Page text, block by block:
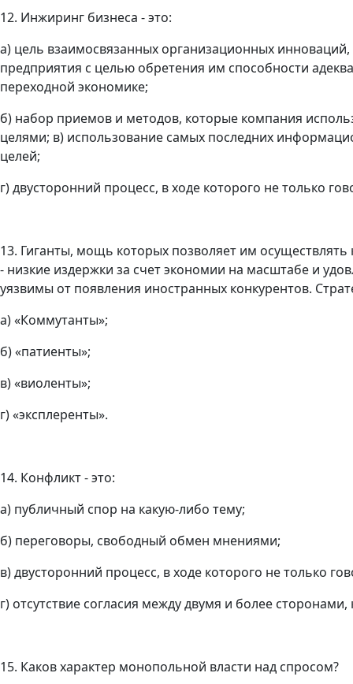
12. Инжиринг бизнеса - это:
а) цель взаимосвязанных организационных
предприятия с целью обретения им способности
переходной экономике;
б) набор приемов и методов, которые компания
целями; в) использование самых последних
целей;
г) двусторонний процесс, в ходе которого не только
13. Гиганты, мощь которых позволяет им
- низкие издержки за счет экономии на масштабе и
уязвимы от появления иностранных конкурентов.
а) «Коммутанты»;
б) «патиенты»;
в) «виоленты»;
г) «эксплеренты».
14. Конфликт - это:
а) публичный спор на какую-либо тему;
б) переговоры, свободный обмен мнениями;
в) двусторонний процесс, в ходе которого не только
г) отсутствие согласия между двумя и более
15. Каков характер монопольной власти над спросом?